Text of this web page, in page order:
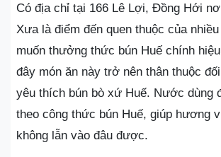
Có địa chỉ tại 166 Lê Lợi, Đồng Hới
Xưa là điểm đến quen thuộc của
muốn thưởng thức bún Huế chính
đây món ăn này trở nên thân thuộc
yêu thích bún bò xứ Huế. Nước dùng
theo công thức bún Huế, giúp hương
không lẫn vào đâu được.